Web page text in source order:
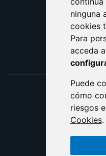
ninguna
cookies
Para
acceda
Puede
cómo
riesgos
Cookies.